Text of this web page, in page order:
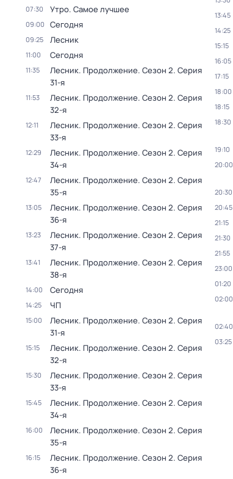
07:30 Утро. Самое лучшее
09:00 Сегодня
09:25 Лесник
11:00 Сегодня
11:35 Лесник. Продолжение. Сезон 2. Серия
31-я
11:53 Лесник. Продолжение. Сезон 2. Серия
32-я
12:11 Лесник. Продолжение. Сезон 2. Серия
33-я
12:29 Лесник. Продолжение. Сезон 2. Серия
34-я
12:47 Лесник. Продолжение. Сезон 2. Серия
35-я
13:05 Лесник. Продолжение. Сезон 2. Серия
36-я
13:23 Лесник. Продолжение. Сезон 2. Серия
37-я
13:41 Лесник. Продолжение. Сезон 2. Серия
38-я
14:00 Сегодня
14:25 ЧП
15:00 Лесник. Продолжение. Сезон 2. Серия
31-я
15:15 Лесник. Продолжение. Сезон 2. Серия
32-я
15:30 Лесник. Продолжение. Сезон 2. Серия
33-я
15:45 Лесник. Продолжение. Сезон 2. Серия
34-я
16:00 Лесник. Продолжение. Сезон 2. Серия
35-я
16:15 Лесник. Продолжение. Сезон 2. Серия
36-я
13:45
14:25
15:15
16:05
17:15
18:00
18:15
18:30
19:10
20:00
20:30
20:45
21:15
21:30
21:55
23:00
01:20
02:00
02:40
03:25